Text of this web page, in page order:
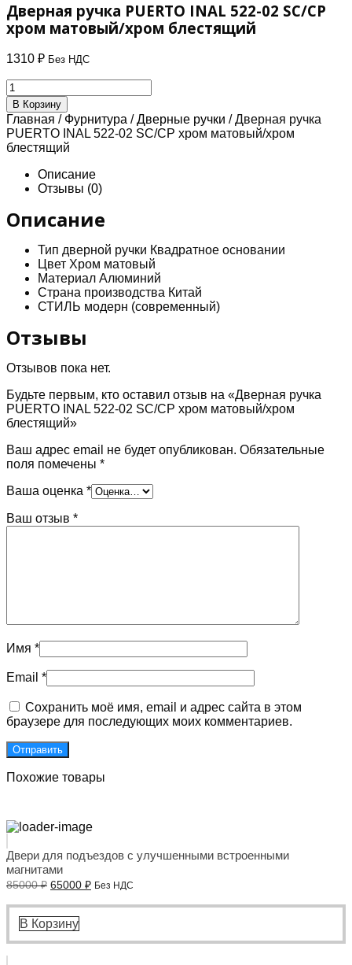
Дверная ручка PUERTO INAL 522-02 SC/CP
хром матовый/хром блестящий
1310 ₽ Без НДС
Количество
товара
Дверная
ручка
PUERTO
INAL
522-
хром
матовый/
блестящий
В Корзину
Главная / Фурнитура /Дверные ручки / Дверная ручка
PUERTO INAL 522-02 SC/CP хром матовый/хром
блестящий
Описание
Отзывы (0)
Описание
Тип дверной ручки Квадратное основании
Цвет Хром матовый
Материал Алюминий
Страна производства Китай
СТИЛЬ модерн (современный)
Отзывы
Отзывов пока нет.
Будьте первым, кто оставил отзыв на «Дверная ручка
PUERTO INAL 522-02 SC/CP хром матовый/хром
блестящий»
Ваш адрес email не будет опубликован. Обязательные
поля помечены *
Ваша оценка *
Ваш отзыв *
Имя *
Email *
Сохранить моё имя, email и адрес сайта в этом
браузере для последующих моих комментариев.
Похожие товары
Двери для подъездов с улучшенными встроенными
магнитами
85000₽ Первоначальная
составляла
85000 ₽.
65000 ₽Текущая
65000 ₽.
Без НДС
В Корзину